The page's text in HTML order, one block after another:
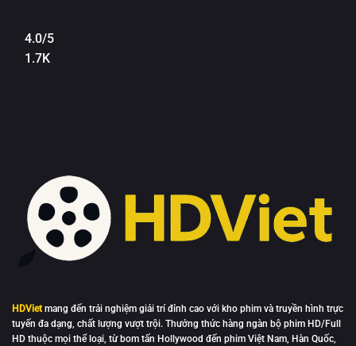
4.0/5
1.7K
HDVietmang đến trải nghiệm giải trí đỉnh cao với kho phim và truyền hình trực
tuyến đa dạng, chất lượng vượt trội. Thưởng thức hàng ngàn bộ phim HD/Full
HD thuộc mọi thể loại, từ bom tấn Hollywood đến phim Việt Nam, Hàn Quốc,